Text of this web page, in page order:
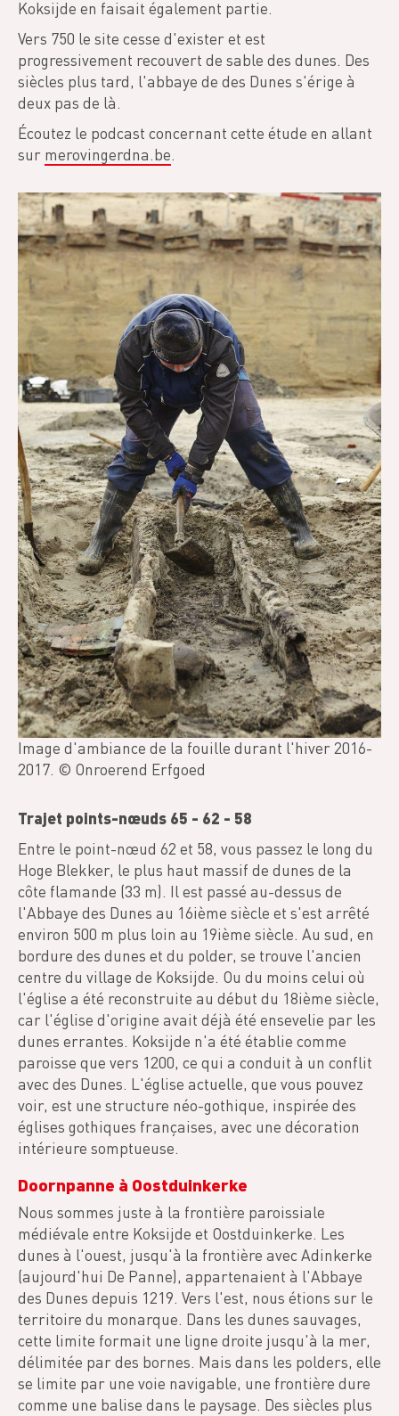
Koksijde en faisait également partie.
Vers 750 le site cesse d'exister et est
progressivement recouvert de sable des dunes. Des
siècles plus tard, l'abbaye de des Dunes s'érige à
deux pas de là.
Écoutez le podcast concernant cette étude en allant
sur merovingerdna.be.
Image d'ambiance de la fouille durant l'hiver 2016-
2017. © Onroerend Erfgoed
Trajet points-nœuds 65 - 62 - 58
Entre le point-nœud 62 et 58, vous passez le long du
Hoge Blekker, le plus haut massif de dunes de la
côte flamande (33 m). Il est passé au-dessus de
l'Abbaye des Dunes au 16ième siècle et s'est arrêté
environ 500 m plus loin au 19ième siècle. Au sud, en
bordure des dunes et du polder, se trouve l'ancien
centre du village de Koksijde. Ou du moins celui où
l'église a été reconstruite au début du 18ième siècle,
car l'église d'origine avait déjà été ensevelie par les
dunes errantes. Koksijde n'a été établie comme
paroisse que vers 1200, ce qui a conduit à un conflit
avec des Dunes. L'église actuelle, que vous pouvez
voir, est une structure néo-gothique, inspirée des
églises gothiques françaises, avec une décoration
intérieure somptueuse.
Doornpanne à Oostduinkerke
Nous sommes juste à la frontière paroissiale
médiévale entre Koksijde et Oostduinkerke. Les
dunes à l'ouest, jusqu'à la frontière avec Adinkerke
(aujourd'hui De Panne), appartenaient à l'Abbaye
des Dunes depuis 1219. Vers l'est, nous étions sur le
territoire du monarque. Dans les dunes sauvages,
cette limite formait une ligne droite jusqu'à la mer,
délimitée par des bornes. Mais dans les polders, elle
se limite par une voie navigable, une frontière dure
comme une balise dans le paysage. Des siècles plus